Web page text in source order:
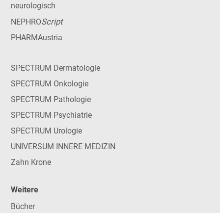
neurologisch
NEPHROScript
PHARMAustria
SPECTRUM Dermatologie
SPECTRUM Onkologie
SPECTRUM Pathologie
SPECTRUM Psychiatrie
SPECTRUM Urologie
UNIVERSUM INNERE MEDIZIN
Zahn Krone
Weitere
Bücher